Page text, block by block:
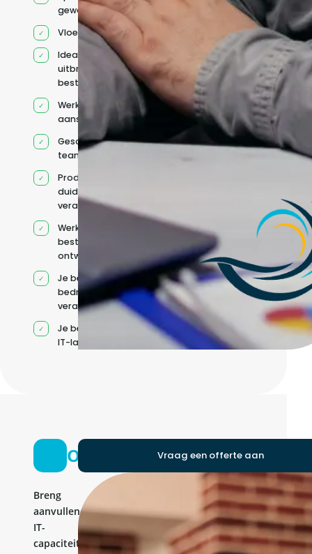
geworven profiel
Vloeiend Engels
Ideaal voor het
uitbreiden van
bestaande capaciteit
Werkt onder jouw
aansturing
Geschikt voor hybride
teams
Productcontext en
duidelijke
verantwoordelijkheden
Werkt binnen jouw
bestaande
ontwikkelteam
Je behoudt jouw
bedrijfs- en IT-
verantwoordelijkheden
Je beheert jouw eigen
IT-landschap
Ontwikkelteam
Breng
aanvullende
IT-
capaciteit
Vraag een offerte aan